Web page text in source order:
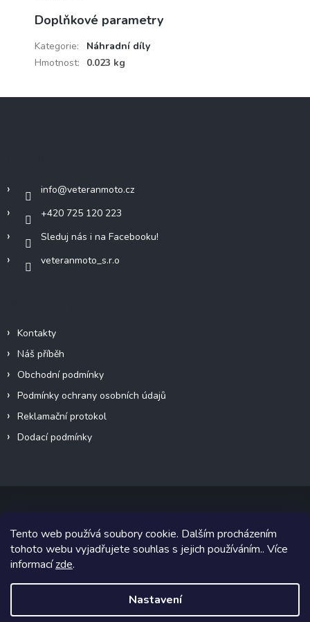
Tento web používá soubory cookie. Dalším procházením
tohoto webu vyjadřujete souhlas s jejich používáním.. Více
informacízde.
Nastavení
Doplňkové parametry
Kategorie:
Náhradní díly
Hmotnost: 0.023 kg
info@veteranmoto.cz
+420 725 120 223
Sleduj nás i na Facebooku!
veteranmoto_s.r.o
Kontakty
Náš příběh
Obchodní podmínky
Podmínky ochrany osobních údajů
Reklamační protokol
Dodací podmínky
Copyright 2026VeteránMoto s.r.o.. Všechna práva vyhrazena.
Grafický návrh vytvořil a na Shoptet implementoval
Shoptetak.cz.